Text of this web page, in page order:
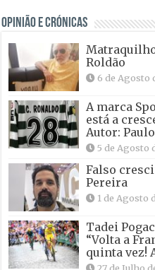
OPINIÃO E CRÓNICAS
Roldão
6 de Agosto
A marca
está a
Autor:
5 de Agosto
Falso
Pereira
1 de Agosto
Tadei
“Volta a
quinta vez!